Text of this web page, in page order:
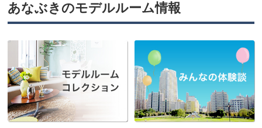
あなぶきのモデルルーム情報